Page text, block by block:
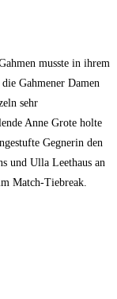
musste in ihrem
Gahmener Damen
sehr
Anne Grote holte
Gegnerin den
und Ulla Leethaus an
Match-Tiebreak.